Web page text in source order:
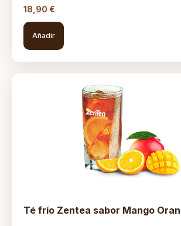
18,90 €
Añadir
Té frío Zentea sabor Mango